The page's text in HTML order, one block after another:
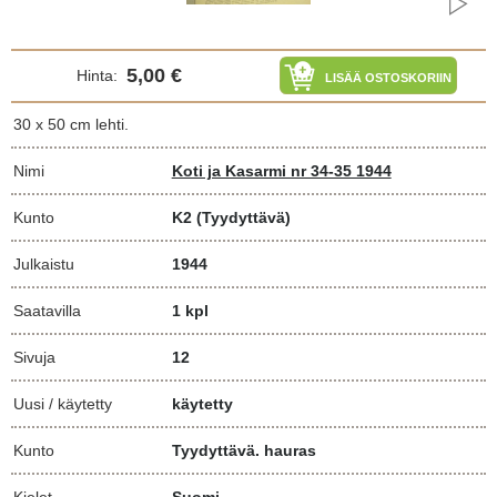
Hinta: 5,00 € LISÄÄ OSTOSKORIIN
30 x 50 cm lehti.
Nimi Koti ja Kasarmi nr 34-35 1944
Kunto K2 (Tyydyttävä)
Julkaistu 1944
Saatavilla 1 kpl
Sivuja 12
Uusi / käytetty käytetty
Kunto Tyydyttävä. hauras